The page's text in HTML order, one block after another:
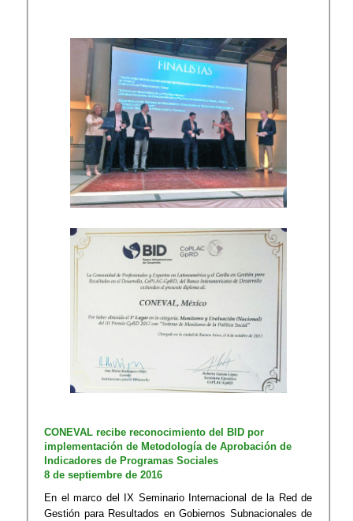
CONEVAL recibe reconocimiento del BID por
implementación de Metodología de Aprobación de
Indicadores de Programas Sociales
​8 de septiembre de 2016
En el marco del IX Seminario Internacional de la Red de
Gestión para Resultados en Gobiernos Subnacionales de